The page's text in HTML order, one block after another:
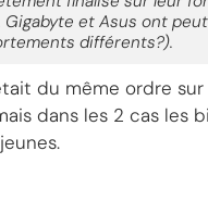
Gigabyte et Asus ont
différents?).
du même ordre sur
dans les 2 cas les